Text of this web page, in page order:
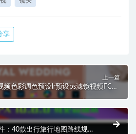
享
上一篇
频色彩调色预设lr预设ps滤镜视频FCPX
达芬奇pr lut HQ0501
：40款出行旅行地图路线规划